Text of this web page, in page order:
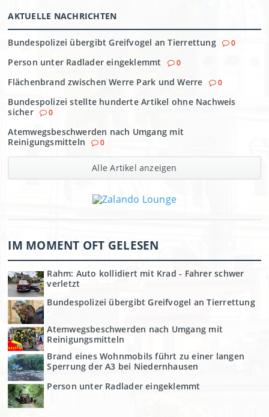
AKTUELLE NACHRICHTEN
Bundespolizei übergibt Greifvogel an Tierrettung 0
Person unter Radlader eingeklemmt 0
Flächenbrand zwischen Werre Park und Werre 0
Bundespolizei stellte hunderte Artikel ohne Nachweis
sicher
0
Atemwegsbeschwerden nach Umgang mit
Reinigungsmitteln
0
Alle Artikel anzeigen
IM MOMENT OFT GELESEN
Rahm: Auto kollidiert mit Krad - Fahrer schwer
verletzt
Bundespolizei übergibt Greifvogel an Tierrettung
Atemwegsbeschwerden nach Umgang mit
Reinigungsmitteln
Brand eines Wohnmobils führt zu einer langen
Sperrung der A3 bei Niedernhausen
Person unter Radlader eingeklemmt